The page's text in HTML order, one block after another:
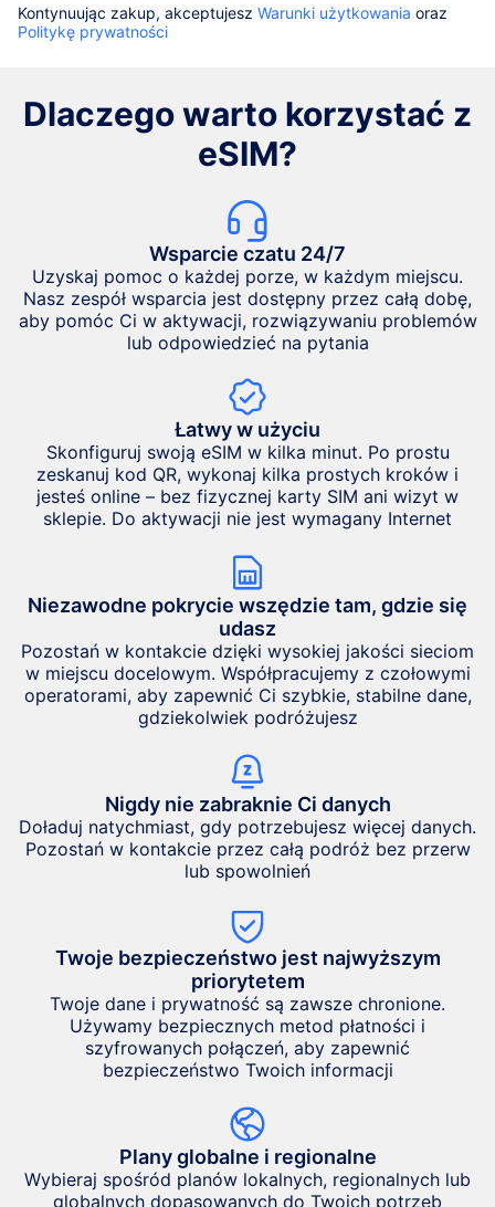
Kontynuując zakup, akceptujesz Warunki użytkowania oraz
Politykę prywatności
Dlaczego warto korzystać z
eSIM?
Wsparcie czatu 24/7
Uzyskaj pomoc o każdej porze, w każdym miejscu.
Nasz zespół wsparcia jest dostępny przez całą dobę,
aby pomóc Ci w aktywacji, rozwiązywaniu problemów
lub odpowiedzieć na pytania
Łatwy w użyciu
Skonfiguruj swoją eSIM w kilka minut. Po prostu
zeskanuj kod QR, wykonaj kilka prostych kroków i
jesteś online – bez fizycznej karty SIM ani wizyt w
sklepie. Do aktywacji nie jest wymagany Internet
Niezawodne pokrycie wszędzie tam, gdzie się
udasz
Pozostań w kontakcie dzięki wysokiej jakości sieciom
w miejscu docelowym. Współpracujemy z czołowymi
operatorami, aby zapewnić Ci szybkie, stabilne dane,
gdziekolwiek podróżujesz
Nigdy nie zabraknie Ci danych
Doładuj natychmiast, gdy potrzebujesz więcej danych.
Pozostań w kontakcie przez całą podróż bez przerw
lub spowolnień
Twoje bezpieczeństwo jest najwyższym
priorytetem
Twoje dane i prywatność są zawsze chronione.
Używamy bezpiecznych metod płatności i
szyfrowanych połączeń, aby zapewnić
bezpieczeństwo Twoich informacji
Plany globalne i regionalne
Wybieraj spośród planów lokalnych, regionalnych lub
globalnych dopasowanych do Twoich potrzeb